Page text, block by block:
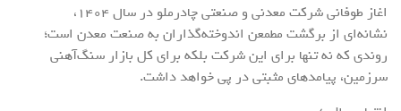
اغاز طوفانی شرکت معدنی و صنعتی چادرملو در سال 1404،
نشانه‌ای از برگشت مطمعن اندوخته‌گذاران به صنعت معدن است؛
روندی که نه‌ تنها برای این شرکت بلکه برای کل بازار سنگ‌آهنی
سرزمین، پیامدهای مثبتی در پی خواهد داشت.